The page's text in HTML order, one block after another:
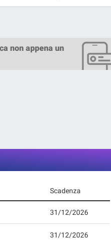
non appena un
Scadenza
31/12/2026
31/12/2026